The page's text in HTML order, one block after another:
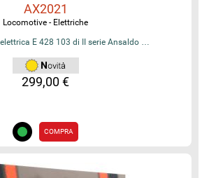
AX2021
Locomotive - Elettriche
E 428 103 di II serie Ansaldo …
299,00 €
COMPRA